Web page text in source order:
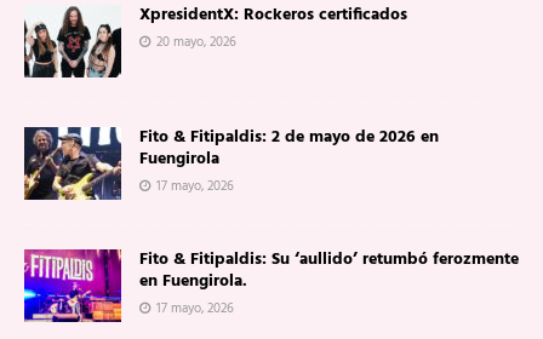
XpresidentX: Rockeros certificados
20 mayo, 2026
Fito & Fitipaldis: 2 de mayo de 2026 en
Fuengirola
17 mayo, 2026
Fito & Fitipaldis: Su ‘aullido’ retumbó ferozmente
en Fuengirola.
17 mayo, 2026